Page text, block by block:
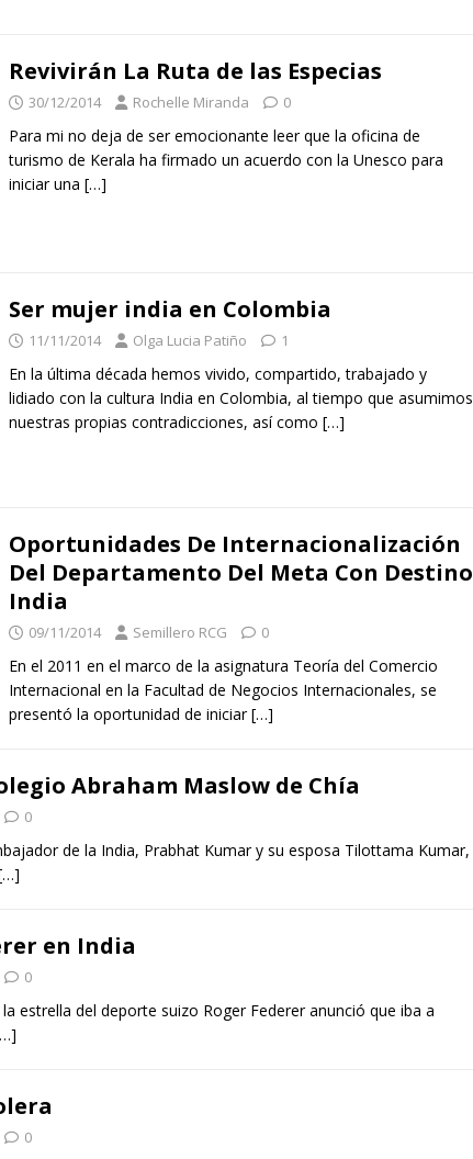
Revivirán La Ruta de las Especias
30/12/2014 Rochelle Miranda 0
Para mi no deja de ser emocionante leer que la oficina de
turismo de Kerala ha firmado un acuerdo con la Unesco para
iniciar una […]
Ser mujer india en Colombia
11/11/2014 Olga Lucia Patiño 1
En la última década hemos vivido, compartido, trabajado y
lidiado con la cultura India en Colombia, al tiempo que asumimos
nuestras propias contradicciones, así como […]
Oportunidades De Internacionalización
Del Departamento Del Meta Con Destino
India
09/11/2014 Semillero RCG 0
En el 2011 en el marco de la asignatura Teoría del Comercio
Internacional en la Facultad de Negocios Internacionales, se
presentó la oportunidad de iniciar[…]
Abraham Maslow de Chía
0
de la India, Prabhat Kumar y su esposa Tilottama Kumar,
en India
0
estrella del deporte suizo Roger Federer anunció que iba a
0